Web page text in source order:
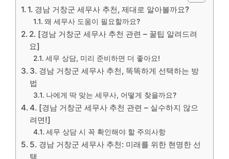
1. 경남 거창군 세무사 추천, 제대로 알아볼까요?
왜 세무사 도움이 필요할까요?
2. [경남 거창군 세무사 추천 관련 – 꿀팁 알려드려
요]
세무 상담, 미리 준비하면 더 좋아요!
3. 경남 거창군 세무사 추천, 똑똑하게 선택하는 방
법
나에게 딱 맞는 세무사, 어떻게 찾을까요?
4. [경남 거창군 세무사 추천 관련 – 실수하지 않으
려면!]
세무 상담 시 꼭 확인해야 할 주의사항
5. 경남 거창군 세무사 추천: 미래를 위한 현명한 선
택